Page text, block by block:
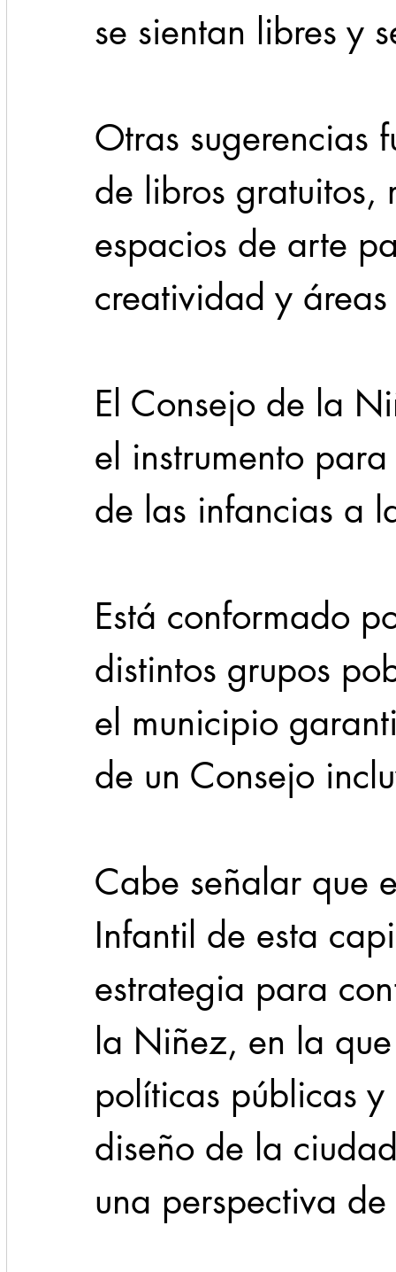
se sientan libres y
Otras sugerencias
de libros
espacios de arte
creatividad y
El Consejo de la
el instrumento
de las infancias a
Está conformado
distintos grupos
el municipio
de un Consejo
Cabe señalar que
Infantil de esta
estrategia para
la Niñez, en la
políticas públicas
diseño de la
una perspectiva